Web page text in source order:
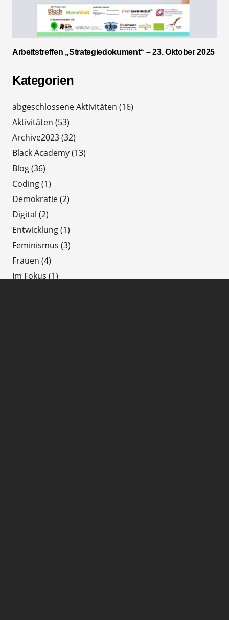
Arbeitstreffen „Strategiedokument“ – 23. Oktober 2025
Kategorien
abgeschlossene Aktivitäten (16)
Aktivitäten (53)
Archive2023(32)
Black Academy(13)
Blog(36)
Coding(1)
Demokratie(2)
Digital (2)
Entwicklung(1)
Feminismus (3)
Frauen (4)
Im Fokus (1)